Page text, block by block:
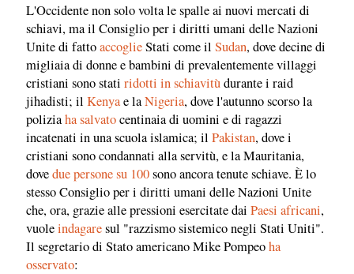
L'Occidente non solo volta le spalle ai nuovi mercati di
schiavi, ma il Consiglio per i diritti umani delle Nazioni
Unite di fattoaccoglieStati come il Sudan, dove decine di
migliaia di donne e bambini di prevalentemente villaggi
cristiani sono stati ridotti in schiavitùdurante i raid
jihadisti; il Kenyae laNigeria, dove l'autunno scorso la
poliziaha salvatocentinaia di uomini e di ragazzi
incatenati in una scuola islamica; il Pakistan, dove i
cristiani sono condannati alla servitù, e la Mauritania,
dovedue persone su 100sono ancora tenute schiave. È lo
stesso Consiglio per i diritti umani delle Nazioni Unite
che, ora, grazie alle pressioni esercitate dai Paesi africani,
vuoleindagaresul "razzismo sistemico negli Stati Uniti".
Il segretario di Stato americano Mike Pompeoha
osservato: